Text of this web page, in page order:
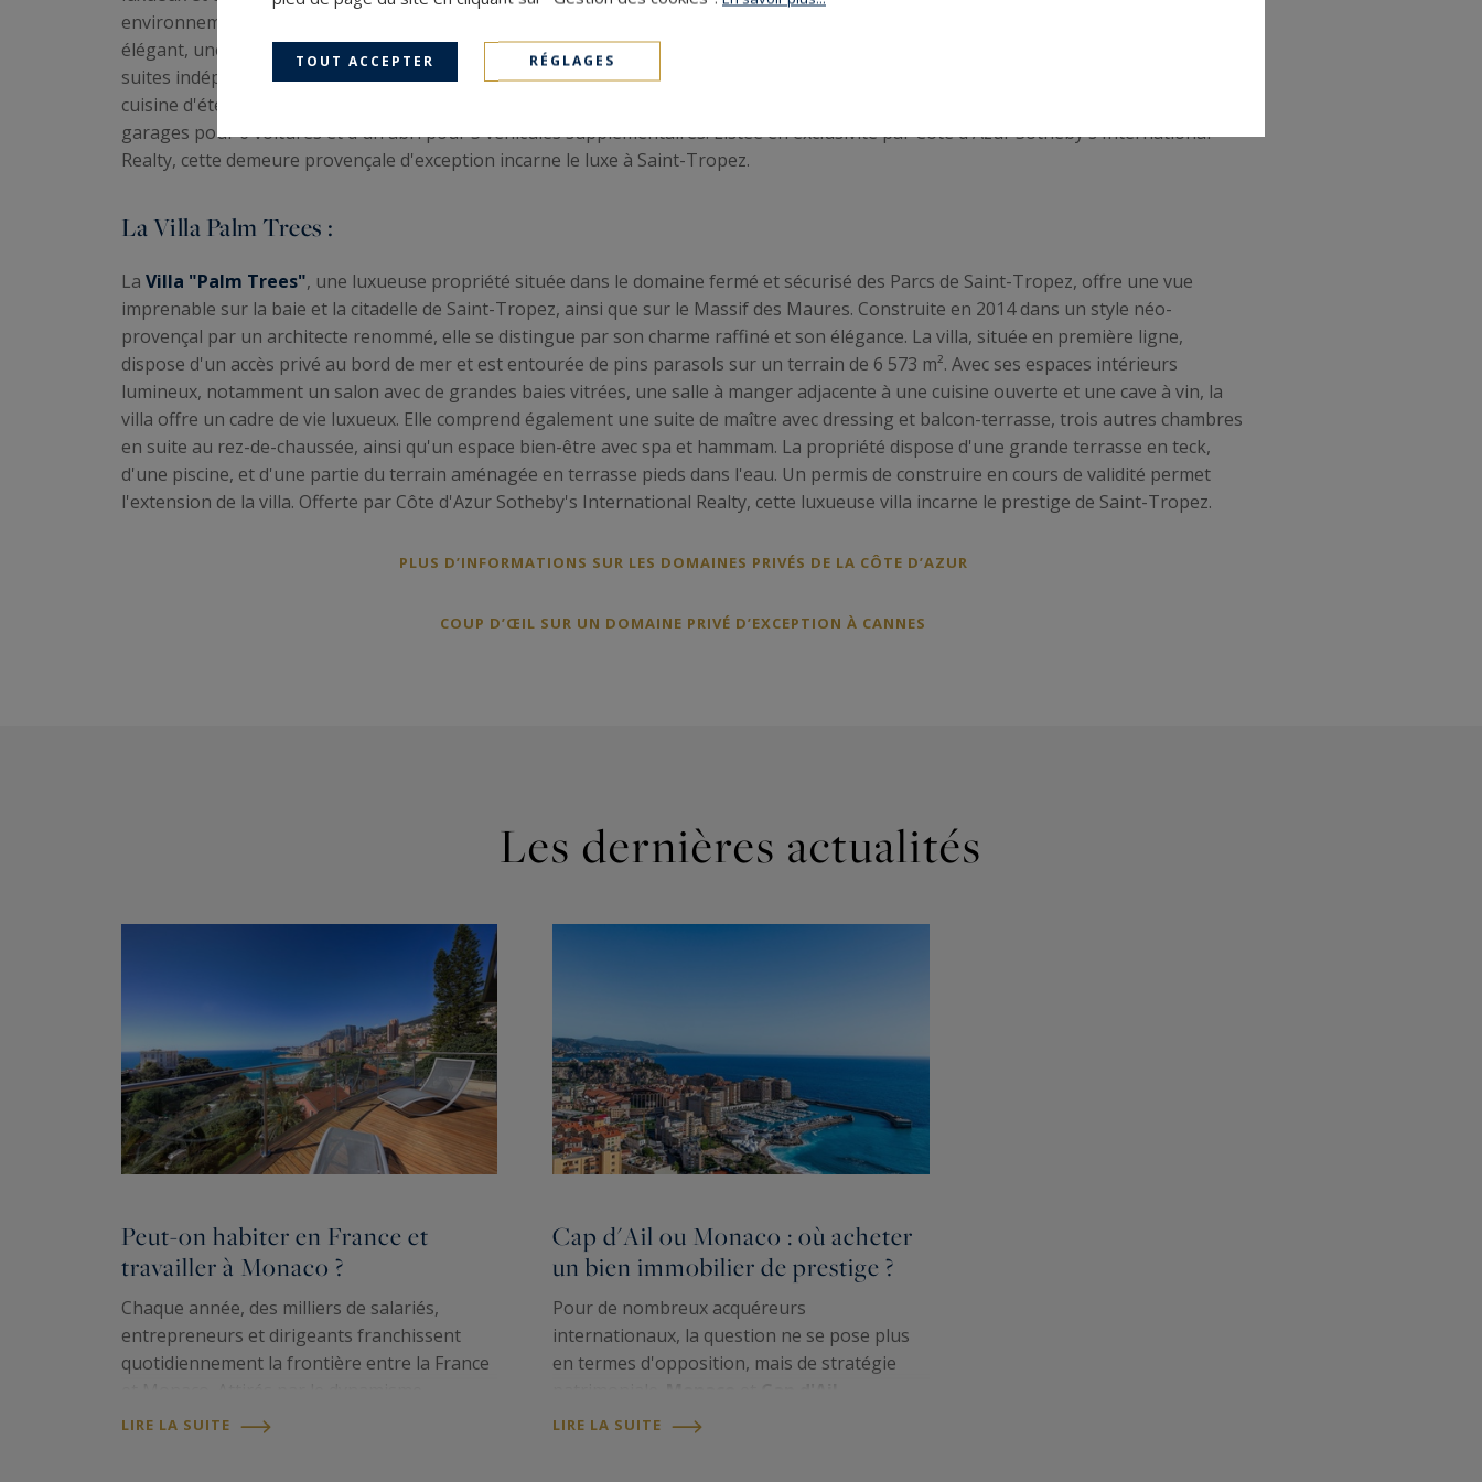
environnement sécurisé. La villa principale, construite sur deux niveaux, propose 406 m² de surface habitable comprenant un salon
élégant, une salle à manger, une cuisine équipée, une suite de maître et 3 chambres avec salles de bains privatives, ainsi que deux guest
suites indépendantes. Des espaces annexes de 350 m² sont également disponibles. Les terrasses ombragées et le pool house avec
cuisine d'été offrent des moments de détente à quelques minutes seulement de la plage. La propriété dispose également de deux
garages pour 6 voitures et d'un abri pour 3 véhicules supplémentaires. Listée en exclusivité par Côte d'Azur Sotheby's International
Realty, cette demeure provençale d'exception incarne le luxe à Saint-Tropez.
La Villa Palm Trees :
La Villa "Palm Trees", une luxueuse propriété située dans le domaine fermé et sécurisé des Parcs de Saint-Tropez, offre une vue
imprenable sur la baie et la citadelle de Saint-Tropez, ainsi que sur le Massif des Maures. Construite en 2014 dans un style néo-
provençal par un architecte renommé, elle se distingue par son charme raffiné et son élégance. La villa, située en première ligne,
dispose d'un accès privé au bord de mer et est entourée de pins parasols sur un terrain de 6 573 m². Avec ses espaces intérieurs
lumineux, notamment un salon avec de grandes baies vitrées, une salle à manger adjacente à une cuisine ouverte et une cave à vin, la
villa offre un cadre de vie luxueux. Elle comprend également une suite de maître avec dressing et balcon-terrasse, trois autres chambres
en suite au rez-de-chaussée, ainsi qu'un espace bien-être avec spa et hammam. La propriété dispose d'une grande terrasse en teck,
d'une piscine, et d'une partie du terrain aménagée en terrasse pieds dans l'eau. Un permis de construire en cours de validité permet
l'extension de la villa. Offerte par Côte d'Azur Sotheby's International Realty, cette luxueuse villa incarne le prestige de Saint-Tropez.
PLUS D’INFORMATIONS SUR LES DOMAINES PRIVÉS DE LA CÔTE D’AZUR
COUP D’ŒIL SUR UN DOMAINE PRIVÉ D’EXCEPTION À CANNES
Les dernières actualités
Peut-on habiter en France et
travailler à Monaco ?
Chaque année, des milliers de salariés,
entrepreneurs et dirigeants franchissent
quotidiennement la frontière entre la France
économique de la Principauté, beaucoup
LIRE LA SUITE
Cap d'Ail ou Monaco : où acheter
un bien immobilier de prestige ?
Pour de nombreux acquéreurs
internationaux, la question ne se pose plus
en termes d'opposition, mais de stratégie
appartiennent au même écosystème
LIRE LA SUITE
TOUT ACCEPTER RÉGLAGES